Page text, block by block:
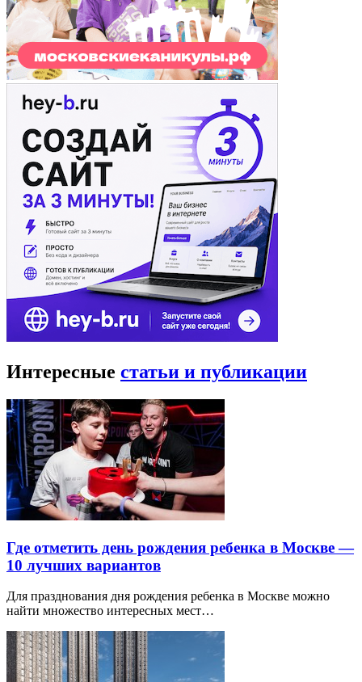
Интересные статьи и публикации
Где отметить день рождения ребенка в Москве —
10 лучших вариантов
Для празднования дня рождения ребенка в Москве можно
найти множество интересных мест…